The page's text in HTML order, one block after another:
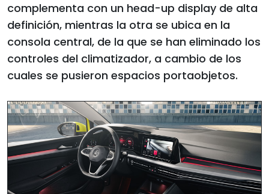
complementa con un head-up display de alta
definición, mientras la otra se ubica en la
consola central, de la que se han eliminado los
controles del climatizador, a cambio de los
cuales se pusieron espacios portaobjetos.